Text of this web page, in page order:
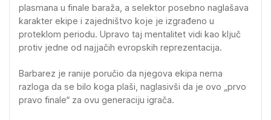
plasmana u finale baraža, a selektor posebno naglašava
karakter ekipe i zajedništvo koje je izgrađeno u
proteklom periodu. Upravo taj mentalitet vidi kao ključ
protiv jedne od najjačih evropskih reprezentacija.
Barbarez je ranije poručio da njegova ekipa nema
razloga da se bilo koga plaši, naglasivši da je ovo „prvo
pravo finale“ za ovu generaciju igrača.